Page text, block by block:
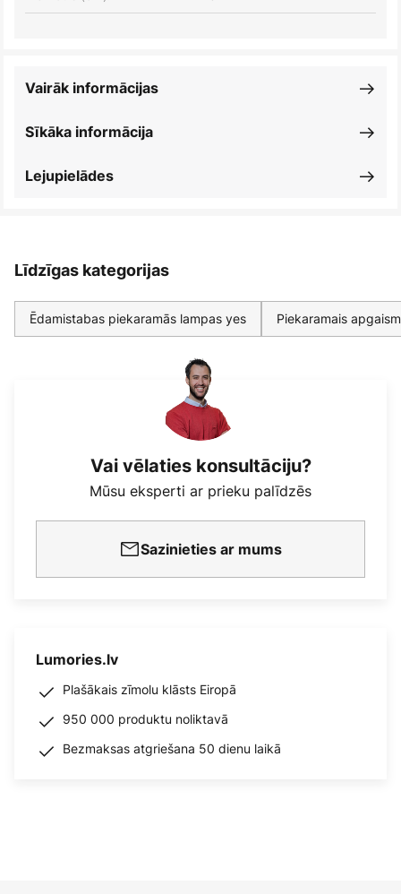
Sīkāka informācija
Vairāk informācijas
Lejupielādes
Līdzīgas kategorijas
Ēdamistabas piekaramās lampas yes Piekaramais
Vai vēlaties konsultāciju?
Mūsu eksperti ar prieku palīdzēs
Sazinieties ar mums
Lumories.lv
Plašākais zīmolu klāsts Eiropā
950 000 produktu noliktavā
Bezmaksas atgriešana 50 dienu laikā